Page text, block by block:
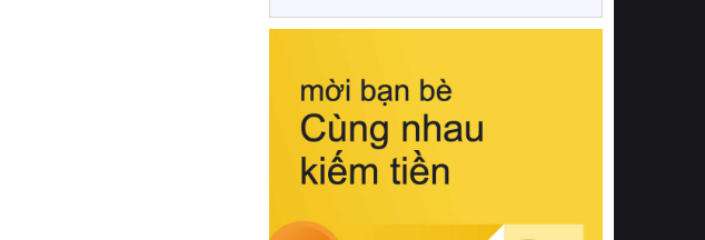
này, bạn sẽ cảm nhận rõ rệt sự khác
hồi chuẩn xác của phần đệm nâng đỡ
cột sống.
Bên cạnh đó, việc lựa chọn các dòng
sản phẩm đạt chuẩn chất lượng quốc
tế còn giúp ngăn ngừa tình trạng kích
khuẩn và nấm mốc trong điều kiện